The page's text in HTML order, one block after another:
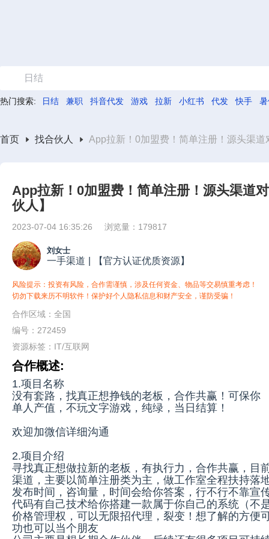
日结
热门搜索: 日结 兼职 抖音代发 游戏 拉新 小红书 代发 快手
首页 找合伙人 App拉新！0加盟费！简单注册！源头渠
App拉新！0加盟费！简单注册！源头渠道
伙人】
2023-07-04 16:35:26 浏览量：179817
刘女士
一手渠道 【官方认证优质资源】
风险提示：投资有风险，合作需谨慎，涉及任何资金、物品等交易慎重考虑！
切勿下载来历不明软件！保护好个人隐私信息和财产安全，谨防受骗！
合作区域：全国
编号：272459
资源标签： IT/互联网
合作概述:
1.项目名称
没有套路，找真正想挣钱的老板，合作共赢！可保你
单人产值，不玩文字游戏，纯绿，当日结算！
欢迎加微信详细沟通
2.项目介绍
寻找真正想做拉新的老板，有执行力，合作共赢，目
渠道，主要以简单注册类为主，做工作室全程扶持落
发布时间，咨询量，时间会给你答案，行不行不靠宣
代码有自己技术给你搭建一款属于你自己的系统（不
价格管理权，可以无限招代理，裂变！想了解的方便
功也可以当个朋友